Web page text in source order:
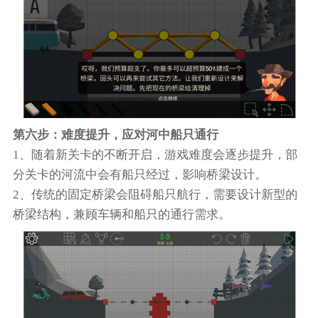
第六步：难度提升，应对河中船只通行
1、随着新关卡的不断开启，游戏难度会逐步提升，部
分关卡的河流中会有船只经过，影响桥梁设计。
2、传统的固定桥梁会阻碍船只航行，需要设计新型的
桥梁结构，兼顾车辆和船只的通行需求。